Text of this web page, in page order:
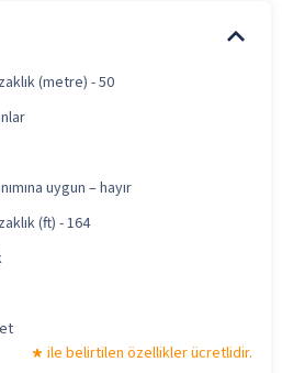
(metre) - 50
uygun – hayır
(ft) - 164
ile belirtilen özellikler ücretlidir.